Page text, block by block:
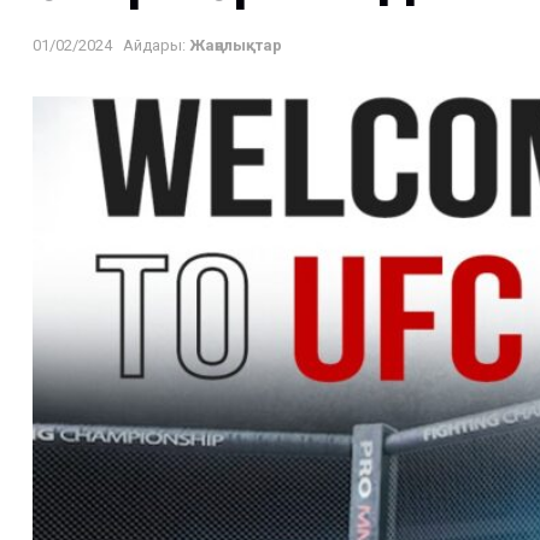
01/02/2024 Айдары: Жаңалықтар